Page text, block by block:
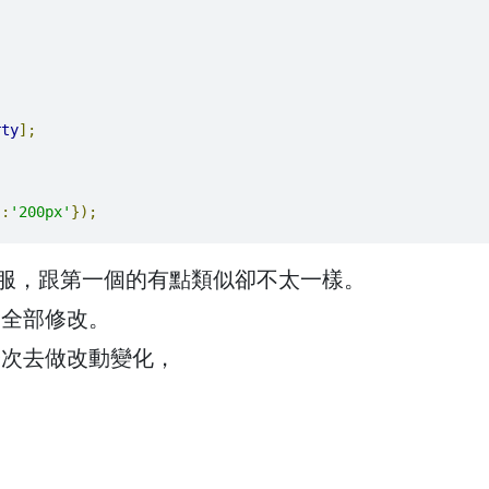
];
: '200px' });
跟第一個的有點類似卻不太一樣。
部修改。
去做改動變化，